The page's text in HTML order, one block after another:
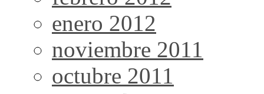
enero 2012
noviembre 2011
octubre 2011